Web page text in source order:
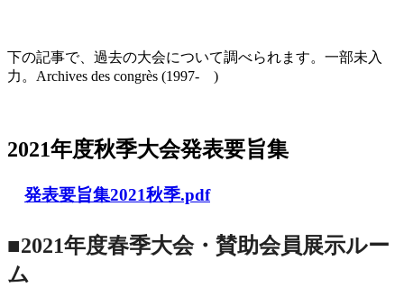
下の記事で、過去の大会について調べられます。一部未入
力。Archives des congrès (1997- )
2021年度秋季大会発表要旨集
発表要旨集2021秋季.pdf
■2021年度春季大会・賛助会員展示ルー
ム